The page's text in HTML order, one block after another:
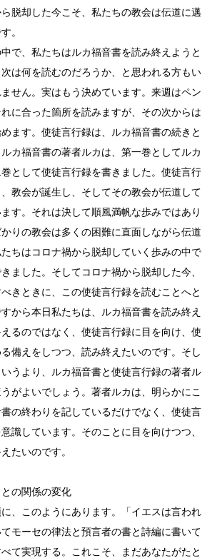
脱却した今こそ、私たちの教会は伝道に邁
。
で、私たちはルカ福音書を読み終えようと
は何を読むのだろうか、と思われる方もい
せん。実はもう決めています。来週はペン
に合った箇所を読みますが、その次からは
ます。使徒言行録は、ルカ福音書の続きと
カ福音書の著者ルカは、第一巻としてルカ
として使徒言行録を書きました。使徒言行
教会が誕生し、そしてその教会が伝道して
す。それは決して順風満帆な歩みではあり
りの教会は多くの困難に直面しながら伝道
ちはコロナ禍から脱却していく歩みの中で
ました。そしてコロナ禍から脱却した今、
きときに、この使徒言行録を読むことへと
から本日私たちは、ルカ福音書を読み終え
るのではなく、使徒言行録に目を向け、使
備えをしつつ、読み終えたいのです。そし
うより、ルカ福音書と使徒言行録の著者ル
がよいでしょう。著者ルカは、明らかにこ
の終わりを記しているだけでなく、使徒言
識しています。そのことに目を向けつつ、
たいのです。
の関係の変化
、このようにあります。「イエスは言われ
モーセの律法と預言者の書と詩編に書いて
て実現する。これこそ、まだあなたがたと